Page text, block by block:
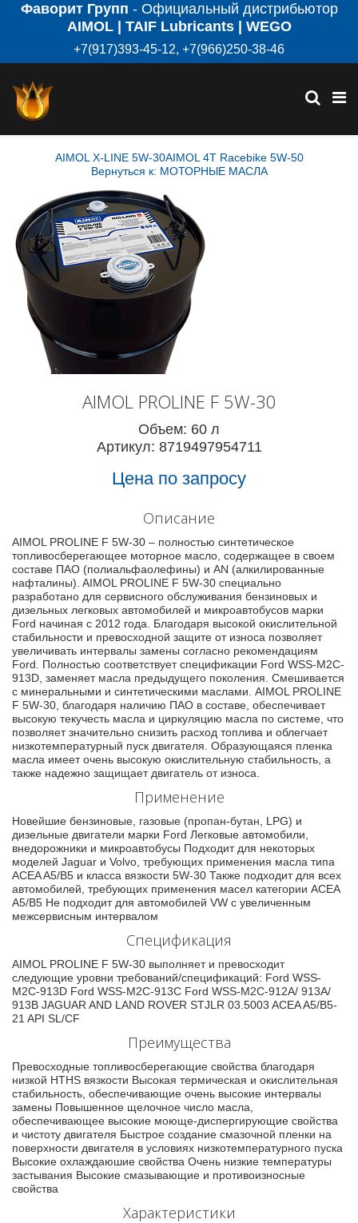
Фаворит Групп - Официальный дистрибьютор
AIMOL | TAIF Lubricants | WEGO
+7(917)393-45-12, +7(966)250-38-46
AIMOL X-LINE 5W-30AIMOL 4T Racebike 5W-50
Вернуться к: МОТОРНЫЕ МАСЛА
AIMOL PROLINE F 5W-30
Объем: 60 л
Артикул: 8719497954711
Цена по запросу
Описание
AIMOL PROLINE F 5W-30 – полностью синтетическое
топливосберегающее моторное масло, содержащее в своем
составе ПАО (полиальфаолефины) и AN (алкилированные
нафталины). AIMOL PROLINE F 5W-30 специально
разработано для сервисного обслуживания бензиновых и
дизельных легковых автомобилей и микроавтобусов марки
Ford начиная с 2012 года. Благодаря высокой окислительной
стабильности и превосходной защите от износа позволяет
увеличивать интервалы замены согласно рекомендациям
Ford. Полностью соответствует спецификации Ford WSS-M2C-
913D, заменяет масла предыдущего поколения. Смешивается
с минеральными и синтетическими маслами. AIMOL PROLINE
F 5W-30, благодаря наличию ПАО в составе, обеспечивает
высокую текучесть масла и циркуляцию масла по системе, что
позволяет значительно снизить расход топлива и облегчает
низкотемпературный пуск двигателя. Образующаяся пленка
масла имеет очень высокую окислительную стабильность, а
также надежно защищает двигатель от износа.
Применение
Новейшие бензиновые, газовые (пропан-бутан, LPG) и
дизельные двигатели марки Ford Легковые автомобили,
внедорожники и микроавтобусы Подходит для некоторых
моделей Jaguar и Volvo, требующих применения масла типа
ACEA A5/B5 и класса вязкости 5W-30 Также подходит для всех
автомобилей, требующих применения масел категории ACEA
A5/B5 Не подходит для автомобилей VW с увеличенным
межсервисным интервалом
Спецификация
AIMOL PROLINE F 5W-30 выполняет и превосходит
следующие уровни требований/спецификаций: Ford WSS-
M2C-913D Ford WSS-M2C-913С Ford WSS-M2C-912A/ 913A/
913B JAGUAR AND LAND ROVER STJLR 03.5003 ACEA A5/B5-
21 API SL/CF
Преимущества
Превосходные топливосберегающие свойства благодаря
низкой HTHS вязкости Высокая термическая и окислительная
стабильность, обеспечивающие очень высокие интервалы
замены Повышенное щелочное число масла,
обеспечивающее высокие моюще-диспергирующие свойства
и чистоту двигателя Быстрое создание смазочной пленки на
поверхности двигателя в условиях низкотемпературного пуска
Высокие охлаждаюшие свойства Очень низкие температуры
застывания Высокие смазывающие и противоизносные
свойства
Характеристики